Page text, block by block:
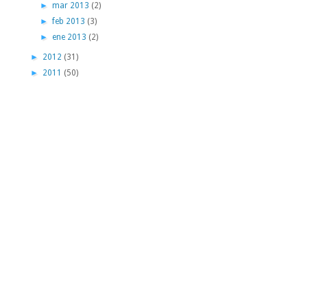
►mar 2013 (2)
►feb 2013 (3)
►ene 2013 (2)
► 2012 (31)
► 2011 (50)